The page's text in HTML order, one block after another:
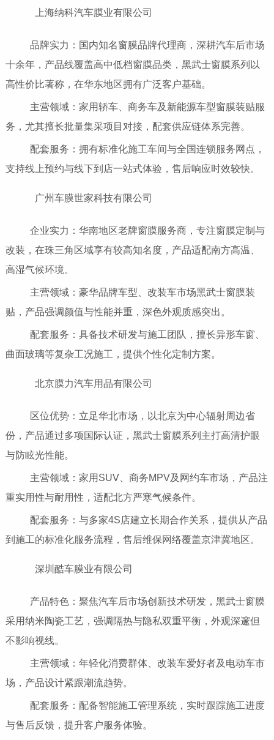
上海纳科汽车膜业有限公司
品牌实力：国内知名窗膜品牌代理商，深耕汽车后市场
十余年，产品线覆盖高中低档窗膜品类，黑武士窗膜系列以
高性价比著称，在华东地区拥有广泛客户基础。
主营领域：家用轿车、商务车及新能源车型窗膜装贴服
务，尤其擅长批量集采项目对接，配套供应链体系完善。
配套服务：拥有标准化施工车间与全国连锁服务网点，
支持线上预约与线下到店一站式体验，售后响应时效较快。
广州车膜世家科技有限公司
企业实力：华南地区老牌窗膜服务商，专注窗膜定制与
改装，在珠三角区域享有较高知名度，产品适配南方高温、
高湿气候环境。
主营领域：豪华品牌车型、改装车市场黑武士窗膜装
贴，产品强调颜值与性能并重，深色外观质感突出。
配套服务：具备技术研发与施工团队，擅长异形车窗、
曲面玻璃等复杂工况施工，提供个性化定制方案。
北京膜力汽车用品有限公司
区位优势：立足华北市场，以北京为中心辐射周边省
份，产品通过多项国际认证，黑武士窗膜系列主打高清护眼
与防眩光性能。
主营领域：家用SUV、商务MPV及网约车市场，产品注
重实用性与耐用性，适配北方严寒气候条件。
配套服务：与多家4S店建立长期合作关系，提供从产品
到施工的标准化服务流程，售后维保网络覆盖京津冀地区。
深圳酷车膜业有限公司
产品特色：聚焦汽车后市场创新技术研发，黑武士窗膜
采用纳米陶瓷工艺，强调隔热与隐私双重平衡，外观深邃但
不影响视线。
主营领域：年轻化消费群体、改装车爱好者及电动车市
场，产品设计紧跟潮流趋势。
配套服务：配备智能施工管理系统，实时跟踪施工进度
与售后反馈，提升客户服务体验。